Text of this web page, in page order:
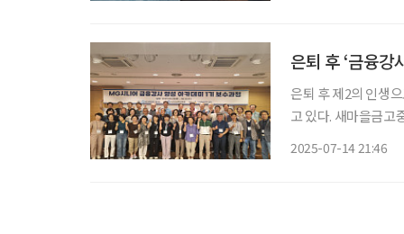
은퇴 후 ‘금융
은퇴 후 제2의 인생
고 있다. 새마을금고중앙회는 지난달 25일 ‘MG시니어 금융강사 양성 아카데미 1기’ 최종 교
2025-07-14 21:46